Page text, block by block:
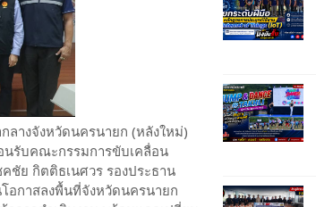
ลางจังหวัดนครนายก (หลังใหม่)
นรับคณะกรรมการขับเคลื่อน
ชัย กิตติธเนศวร รองประธาน
อกาสลงพื้นที่จังหวัดนครนายก